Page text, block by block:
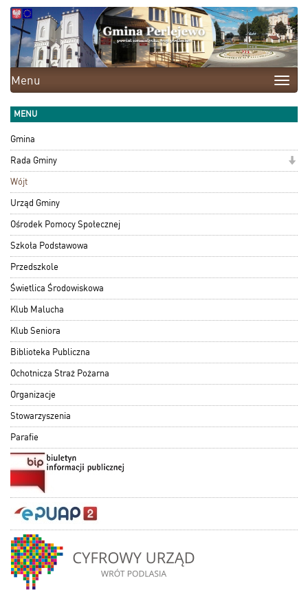
Toggle
Menu
MENU
Gmina
Rada Gminy
Wójt
Urząd Gminy
Ośrodek Pomocy Społecznej
Szkoła Podstawowa
Przedszkole
Świetlica Środowiskowa
Klub Malucha
Klub Seniora
Biblioteka Publiczna
Ochotnicza Straż Pożarna
Organizacje
Stowarzyszenia
Parafie